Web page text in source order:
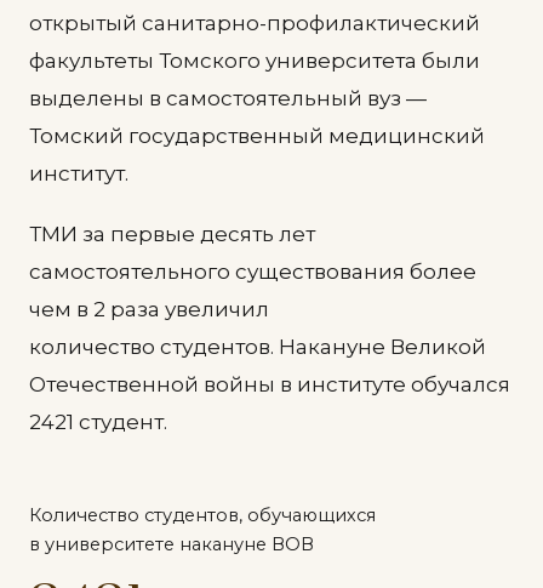
открытый санитарно-профилактический
факультеты Томского университета были
выделены в самостоятельный вуз —
Томский государственный медицинский
институт.
ТМИ за первые десять лет
самостоятельного существования более
чем в 2 раза увеличил
количество студентов. Накануне Великой
Отечественной войны в институте обучался
2421 студент.
Количество студентов, обучающихся
в университете накануне ВОВ